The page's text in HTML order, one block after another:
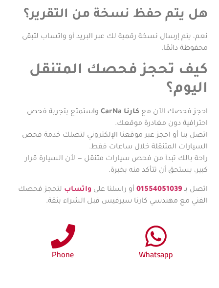
هل يتم حفظ نسخة من التقرير؟
نعم، يتم إرسال نسخة رقمية لك عبر البريد أو واتساب لتبقى
محفوظة دائمًا.
كيف تحجز فحصك المتنقل
اليوم؟
احجز فحصك الآن مع كارنا CarNa
واستمتع بتجربة فحص
احترافية دون مغادرة موقعك.
اتصل بنا أو احجز عبر موقعنا الإلكتروني لتصلك خدمة فحص
السيارات المتنقلة خلال ساعات فقط.
راحة بالك تبدأ من فحص سيارات متنقل — لأن السيارة قرار
كبير، يستحق أن تتأكد منه بخبرة.
اتصل بـ 01554051039 أو راسلنا على واتساب لتحجز فحصك
الفني مع مهندسي كارنا سيرفيس قبل الشراء بثقة.
Phone Whatsapp